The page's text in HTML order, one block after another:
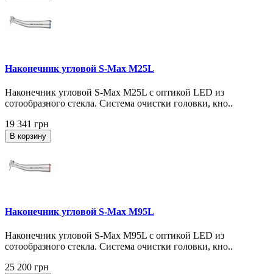
Наконечник угловой S-Max M25L
Наконечник угловой S-Max M25L с оптикой LED из
сотообразного стекла. Система очистки головки, кно..
19 341 грн
В корзину
Наконечник угловой S-Max M95L
Наконечник угловой S-Max M95L с оптикой LED из
сотообразного стекла. Система очистки головки, кно..
25 200 грн